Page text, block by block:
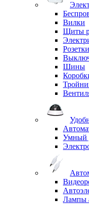
Вилки
Щиты
Розетки
Шины
Умный
Лампы